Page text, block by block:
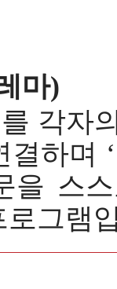
마)
각자
결하며
을 스
그램